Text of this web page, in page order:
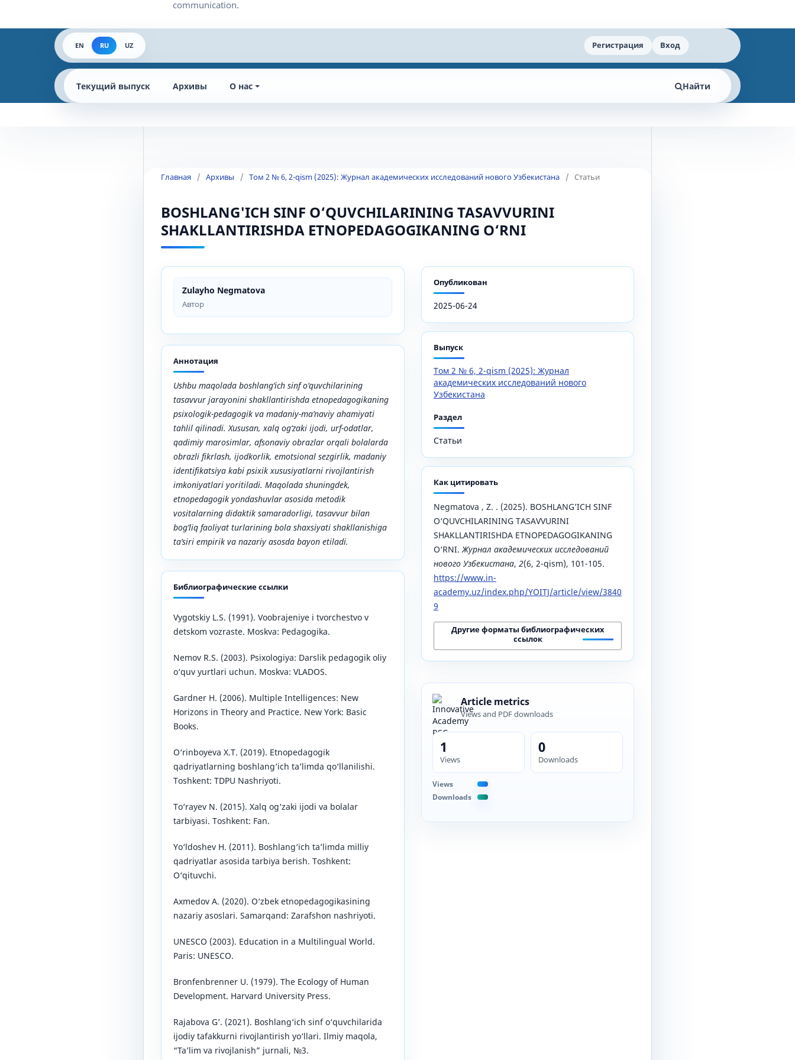
EN RU UZ Регистрация Вход
Текущий выпуск Архивы О нас Найти
Главная / Архивы / Том 2 № 6, 2-qism (2025): Журнал академических исследований нового Узбекистана / Статьи
BOSHLANG'ICH SINF O‘QUVCHILARINING TASAVVURINI
SHAKLLANTIRISHDA ETNOPEDAGOGIKANING O‘RNI
Zulayho Negmatova
Автор
Аннотация
Ushbu maqolada boshlang‘ich sinf o‘quvchilarining
tasavvur jarayonini shakllantirishda etnopedagogikaning
psixologik-pedagogik va madaniy-ma’naviy ahamiyati
tahlil qilinadi. Xususan, xalq og‘zaki ijodi, urf-odatlar,
qadimiy marosimlar, afsonaviy obrazlar orqali bolalarda
obrazli fikrlash, ijodkorlik, emotsional sezgirlik, madaniy
identifikatsiya kabi psixik xususiyatlarni rivojlantirish
imkoniyatlari yoritiladi. Maqolada shuningdek,
etnopedagogik yondashuvlar asosida metodik
vositalarning didaktik samaradorligi, tasavvur bilan
bog‘liq faoliyat turlarining bola shaxsiyati shakllanishiga
ta’siri empirik va nazariy asosda bayon etiladi.
Библиографические ссылки
Vygotskiy L.S. (1991). Voobrajeniye i tvorchestvo v
detskom vozraste. Moskva: Pedagogika.
Nemov R.S. (2003). Psixologiya: Darslik pedagogik oliy
o‘quv yurtlari uchun. Moskva: VLADOS.
Gardner H. (2006). Multiple Intelligences: New
Horizons in Theory and Practice. New York: Basic
Books.
O‘rinboyeva X.T. (2019). Etnopedagogik
qadriyatlarning boshlang‘ich ta’limda qo‘llanilishi.
Toshkent: TDPU Nashriyoti.
To‘rayev N. (2015). Xalq og‘zaki ijodi va bolalar
tarbiyasi. Toshkent: Fan.
Yo‘ldoshev H. (2011). Boshlang‘ich ta’limda milliy
qadriyatlar asosida tarbiya berish. Toshkent:
O‘qituvchi.
Axmedov A. (2020). O‘zbek etnopedagogikasining
nazariy asoslari. Samarqand: Zarafshon nashriyoti.
UNESCO (2003). Education in a Multilingual World.
Paris: UNESCO.
Bronfenbrenner U. (1979). The Ecology of Human
Development. Harvard University Press.
Rajabova G’. (2021). Boshlang‘ich sinf o‘quvchilarida
ijodiy tafakkurni rivojlantirish yo‘llari. Ilmiy maqola,
“Ta’lim va rivojlanish” jurnali, №3.
Опубликован
2025-06-24
Выпуск
Том 2 № 6, 2-qism (2025): Журнал
академических исследований нового
Узбекистана
Раздел
Статьи
Как цитировать
Negmatova , Z. . (2025). BOSHLANG’ICH SINF
O‘QUVCHILARINING TASAVVURINI
SHAKLLANTIRISHDA ETNOPEDAGOGIKANING
O‘RNI.Журнал академических исследований
нового Узбекистана, 2(6, 2-qism), 101-105.
https://www.in-
academy.uz/index.php/YOITJ/article/view/3840
9
Другие форматы библиографических
ссылок
Article metrics
Views and PDF downloads
1
Views
0
Downloads
Views
Downloads